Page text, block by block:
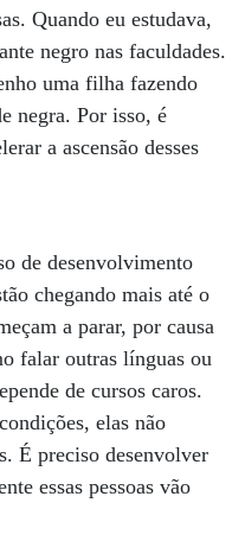
Quando eu estudava,
negro nas faculdades.
uma filha fazendo
negra. Por isso, é
a ascensão desses
de desenvolvimento
chegando mais até o
a parar, por causa
falar outras línguas ou
de cursos caros.
elas não
É preciso desenvolver
essas pessoas vão